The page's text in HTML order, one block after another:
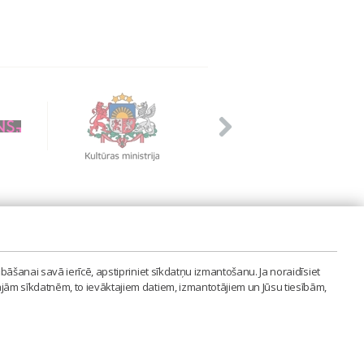
savā ierīcē, apstipriniet sīkdatņu izmantošanu. Ja noraidīsiet
sīkdatnēm, to ievāktajiem datiem, izmantotājiem un Jūsu tiesībām,